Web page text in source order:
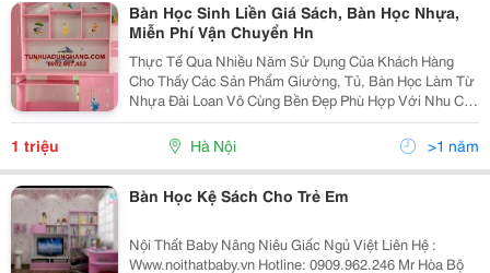
Bàn Học Sinh Liền Giá Sách, Bàn Học Nhựa,
Miễn Phí Vận Chuyển Hn
Thực Tế Qua Nhiều Năm Sử Dụng Của Khách Hàng
Cho Thấy Các Sản Phẩm Giường, Tủ, Bàn Học Làm Từ
Nhựa Đài Loan Vô Cùng Bền Đẹp Phù Hợp Với Nhu Cầu
Sử Dụng Và Không Gian Nhà Của Quý Khách. Hơn 90%
Các Hộ Gia Đình Đã Và Đang Có Xu Hướng Thay Thế
Các Đồ Nộ
1 triệu Hà Nội >1 năm
Bàn Học Kệ Sách Cho Trẻ Em
Nội Thất Baby Nâng Niêu Giấc Ngủ Việt Liên Hệ :
Www.noithatbaby.vn Hotline: 0909.962.246 Mr Hòa Bộ